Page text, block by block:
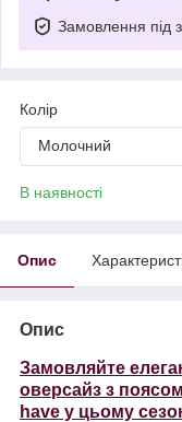
Замовлення під
Колір
Молочний
В наявності
Опис
Опис
Замовляйте
оверсайз з
have у цьому